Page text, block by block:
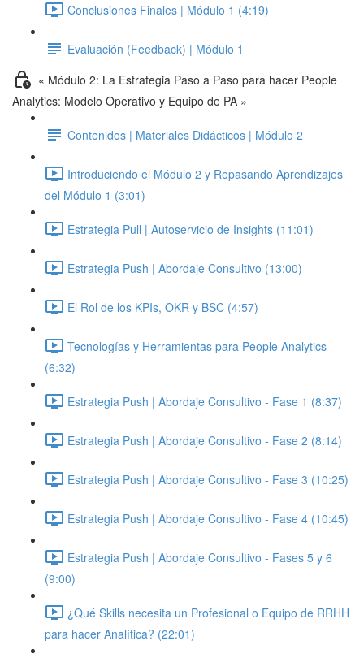
Conclusiones Finales | Módulo 1 (4:19)
Evaluación (Feedback) | Módulo 1
« Módulo 2: La Estrategia Paso a Paso para hacer People
Analytics: Modelo Operativo y Equipo de PA »
Contenidos | Materiales Didácticos | Módulo 2
Introduciendo el Módulo 2 y Repasando Aprendizajes
del Módulo 1 (3:01)
Estrategia Pull | Autoservicio de Insights (11:01)
Estrategia Push | Abordaje Consultivo (13:00)
El Rol de los KPIs, OKR y BSC (4:57)
Tecnologías y Herramientas para People Analytics
(6:32)
Estrategia Push | Abordaje Consultivo - Fase 1 (8:37)
Estrategia Push | Abordaje Consultivo - Fase 2 (8:14)
Estrategia Push | Abordaje Consultivo - Fase 3 (10:25)
Estrategia Push | Abordaje Consultivo - Fase 4 (10:45)
Estrategia Push | Abordaje Consultivo - Fases 5 y 6
(9:00)
¿Qué Skills necesita un Profesional o Equipo de RRHH
para hacer Analítica? (22:01)